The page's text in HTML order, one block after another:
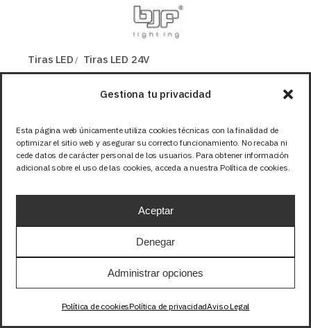
Gestiona tu privacidad
Esta página web únicamente utiliza cookies técnicas con la finalidad de
optimizar el sitio web y asegurar su correcto funcionamiento. No recaba ni
cede datos de carácter personal de los usuarios. Para obtener información
adicional sobre el uso de las cookies, acceda a nuestra Política de cookies.
Aceptar
Denegar
Administrar opciones
Política de cookiesPolítica de privacidadAviso Legal
Tiras LED Tiras LED 24V
TIRA 24V PRO 4,8W/m 120LED/m SMD2835
IP65 BLANCO CALIDO 2700K 1m
10,25EUR